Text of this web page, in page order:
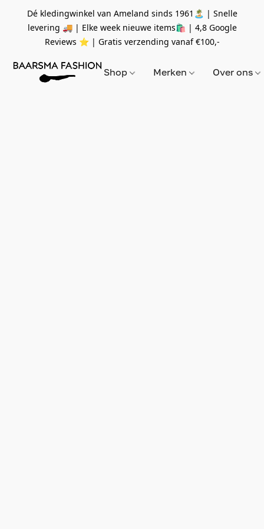
Dé kledingwinkel van Ameland sinds 1961🏝 | Snelle
levering 🚚 | Elke week nieuwe items🛍 | 4,8 Google
Reviews ⭐️ | Gratis verzending vanaf€100,-
Shop Merken Over ons